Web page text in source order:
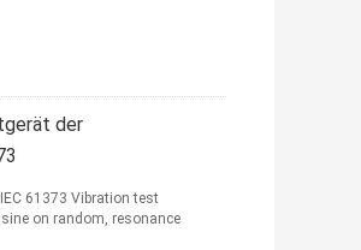
der
61373 Vibration test
on random, resonance